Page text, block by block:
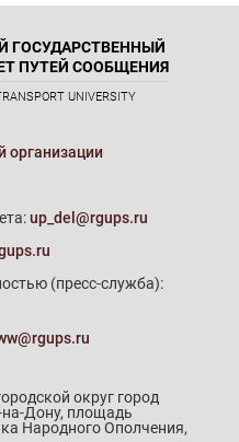
ГОСУДАРСТВЕННЫЙ
ПУТЕЙ СООБЩЕНИЯ
UNIVERSITY
организации
up_del@rgups.ru
(пресс-служба):
округ город
на-Дону, площадь
Народного Ополчения,